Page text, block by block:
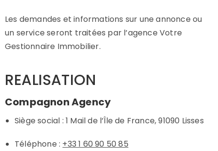
Les demandes et informations sur une annonce ou
un service seront traitées par l’agence Votre
Gestionnaire Immobilier.
REALISATION
Compagnon Agency
Siège social : 1 Mail de l’Île de France, 91090 Lisses
Téléphone : +33 1 60 90 50 85